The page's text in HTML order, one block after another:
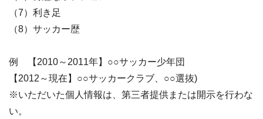
（7）利き足
（8）サッカー歴
例 【2010～2011年】○○サッカー少年団
【2012～現在】○○サッカークラブ、○○選抜)
※いただいた個人情報は、第三者提供または開示を行わな
い。